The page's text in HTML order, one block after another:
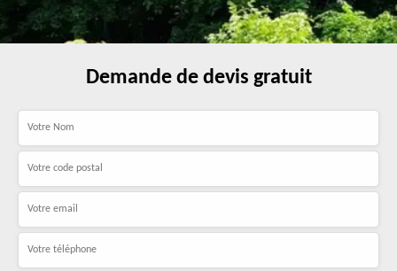
Demande de devis gratuit